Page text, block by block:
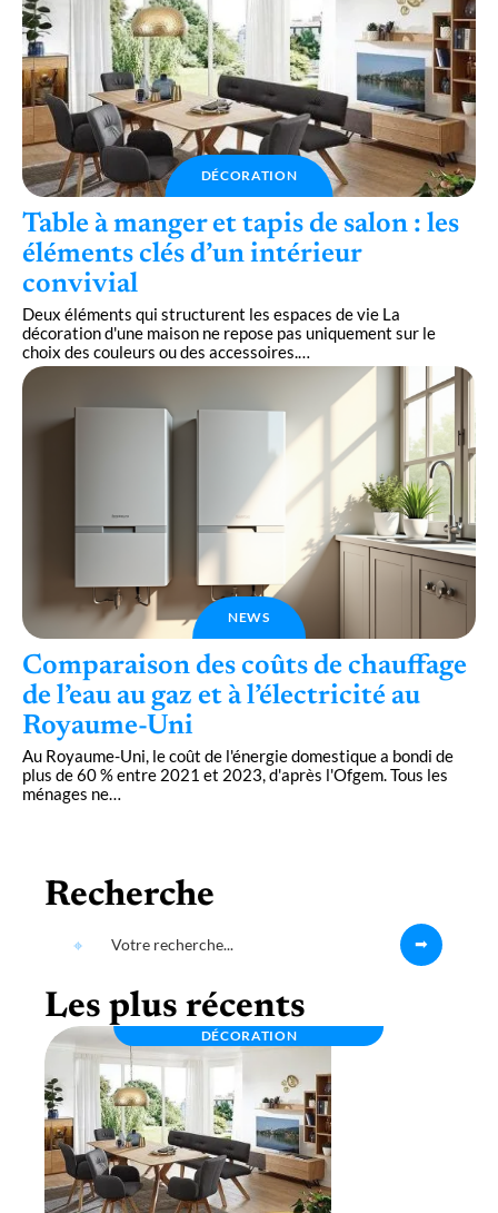
DÉCORATION
Table à manger et tapis de salon : les
éléments clés d’un intérieur
convivial
Deux éléments qui structurent les espaces de vie La
décoration d'une maison ne repose pas uniquement sur le
choix des couleurs ou des accessoires.…
NEWS
Comparaison des coûts de chauffage
de l’eau au gaz et à l’électricité au
Royaume-Uni
Au Royaume-Uni, le coût de l'énergie domestique a bondi de
plus de 60 % entre 2021 et 2023, d'après l'Ofgem. Tous les
ménages ne…
Recherche
Les plus récents
DÉCORATION